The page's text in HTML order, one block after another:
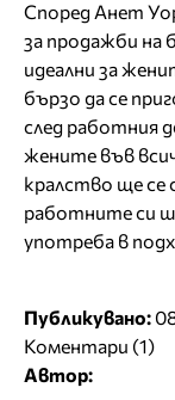
Според Анет
за продажби на
идеални за
бързо да се
след работния
жените във
кралство ще се
работните си
употреба в
Публикувано:
Коментари (1)
Автор: